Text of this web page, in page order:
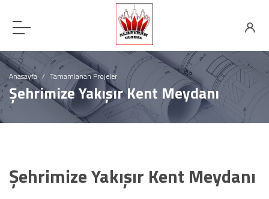
Anasayfa Tamamlanan Projeler
Şehrimize Yakışır Kent Meydanı
Şehrimize Yakışır Kent Meydanı